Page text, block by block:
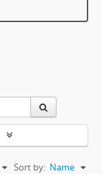
Sort by: Name